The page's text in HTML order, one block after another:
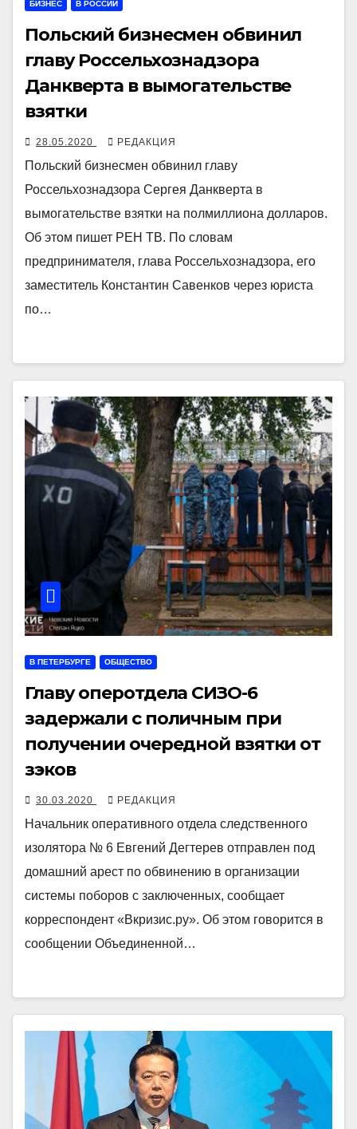
БИЗНЕС В РОССИИ
Польский бизнесмен обвинил
главу Россельхознадзора
Данкверта в вымогательстве
взятки
28.05.2020 РЕДАКЦИЯ
Польский бизнесмен обвинил главу
Россельхознадзора Сергея Данкверта в
вымогательстве взятки на полмиллиона долларов.
Об этом пишет РЕН ТВ. По словам
предпринимателя, глава Россельхознадзора, его
заместитель Константин Савенков через юриста
по…
В ПЕТЕРБУРГЕ ОБЩЕСТВО
Главу оперотдела СИЗО-6
задержали с поличным при
получении очередной взятки от
зэков
30.03.2020 РЕДАКЦИЯ
Начальник оперативного отдела следственного
изолятора № 6 Евгений Дегтерев отправлен под
домашний арест по обвинению в организации
системы поборов с заключенных, сообщает
корреспондент «Вкризис.ру». Об этом говорится в
сообщении Объединенной…